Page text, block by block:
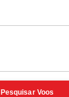
Pesquisar Voos